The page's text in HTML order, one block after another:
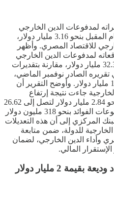
لمدفوعات الدين الخارجي
متوسطة وطويلة الأجل خلال العام المقبل بنحو 3.16 مليار دولار،
للاقتصاد المصري. وأظهر
لمدفوعات الدين الخارجي
المستحقة خلال عام 2026 إلى 32.34 مليار دولار، مقارنة بتقديرات
دولار في تقريره الصادر نوفمبر الماضي،
والذي شهد حينها زيادة قدرها 1.31 مليار دولار. وأوضح التقرير أن
جاءت نتيجة إرتفاع
الأقساط المستحقة على مصر بنحو 2.84 مليار دولار لتصل إلى 26.62
مليار دولار، إضافة إلى زيادة مدفوعات الفوائد بنحو 318 مليون دولار
البنك المركزي إلى أن هذه التعديلات
للدولة، ضمن متابعة
وأداء الدين الخارجي، لضمان
المالي.
البنك المركزي: الكويت تجدد وديعة بقيمة 2 مليار دولار